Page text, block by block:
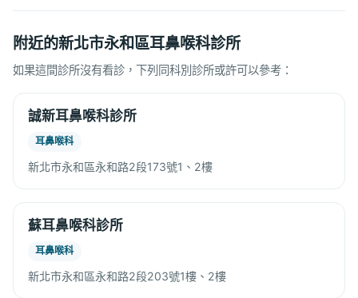
附近的新北市永和區耳鼻喉科診所
如果這間診所沒有看診，下列同科別診所或許可以參考：
誠新耳鼻喉科診所
耳鼻喉科
新北市永和區永和路2段173號1、2樓
蘇耳鼻喉科診所
耳鼻喉科
新北市永和區永和路2段203號1樓、2樓